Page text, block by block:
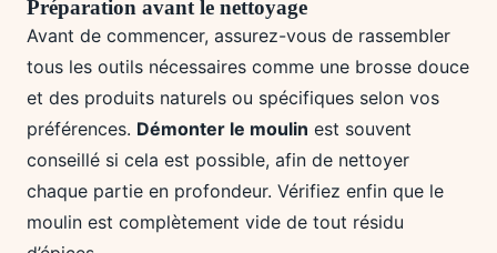
Préparation avant le nettoyage
Avant de commencer, assurez-vous de rassembler
tous les outils nécessaires comme une brosse douce
et des produits naturels ou spécifiques selon vos
préférences. Démonter le moulin est souvent
conseillé si cela est possible, afin de nettoyer
chaque partie en profondeur. Vérifiez enfin que le
moulin est complètement vide de tout résidu